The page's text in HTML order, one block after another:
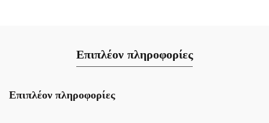
Επιπλέον πληροφορίες
Επιπλέον πληροφορίες